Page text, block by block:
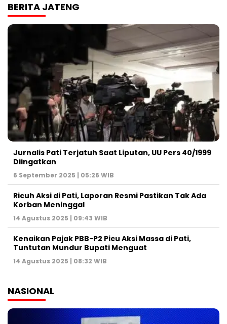
BERITA JATENG
Jurnalis Pati Terjatuh Saat Liputan, UU Pers 40/1999
Diingatkan
6 September 2025 | 05:26 WIB
Ricuh Aksi di Pati, Laporan Resmi Pastikan Tak Ada
Korban Meninggal
14 Agustus 2025 | 09:43 WIB
Kenaikan Pajak PBB-P2 Picu Aksi Massa di Pati,
Tuntutan Mundur Bupati Menguat
14 Agustus 2025 | 08:32 WIB
NASIONAL